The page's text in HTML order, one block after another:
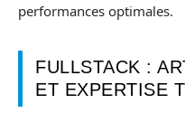
performances optimales.
FULLSTACK :
ET EXPERTISE